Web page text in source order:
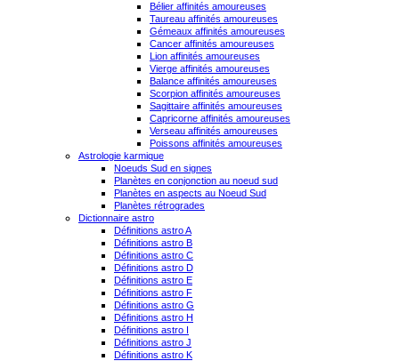
Bélier affinités amoureuses
Taureau affinités amoureuses
Gémeaux affinités amoureuses
Cancer affinités amoureuses
Lion affinités amoureuses
Vierge affinités amoureuses
Balance affinités amoureuses
Scorpion affinités amoureuses
Sagittaire affinités amoureuses
Capricorne affinités amoureuses
Verseau affinités amoureuses
Poissons affinités amoureuses
Astrologie karmique
Noeuds Sud en signes
Planètes en conjonction au noeud sud
Planètes en aspects au Noeud Sud
Planètes rétrogrades
Dictionnaire astro
Définitions astro A
Définitions astro B
Définitions astro C
Définitions astro D
Définitions astro E
Définitions astro F
Définitions astro G
Définitions astro H
Définitions astro I
Définitions astro J
Définitions astro K